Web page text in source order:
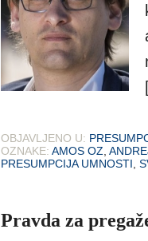
OBJAVLJENO U:
OZNAKE: AMOS OZ
PRESUMPCIJA UMNOSTI
Pravda za